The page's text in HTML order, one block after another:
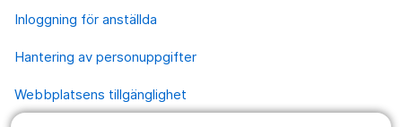
Inloggning för anställda
Hantering av personuppgifter
Webbplatsens tillgänglighet